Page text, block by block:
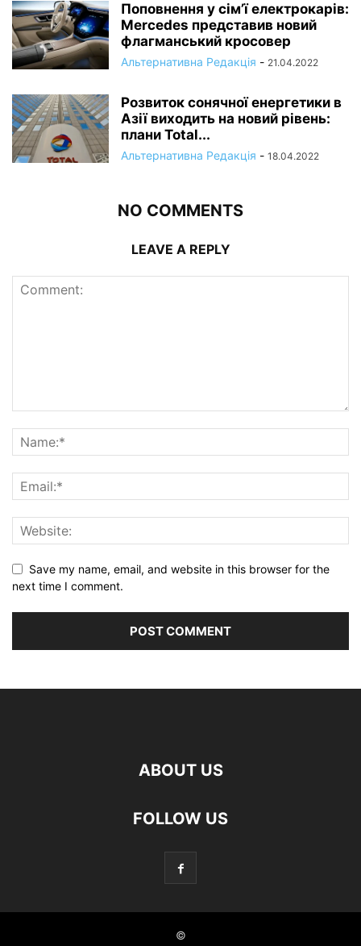
Поповнення у сім’ї електрокарів:
Mercedes представив новий
флагманський кросовер
Альтернативна Редакція - 21.04.2022
Розвиток сонячної енергетики в
Азії виходить на новий рівень:
плани Total...
Альтернативна Редакція - 18.04.2022
NO COMMENTS
LEAVE A REPLY
Save my name, email, and website in this browser for the
next time I comment.
ABOUT US
FOLLOW US
©